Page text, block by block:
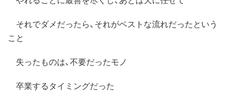
それでダメだったら、それがベストな流れだったという
こと
失ったものは、不要だったモノ
卒業するタイミングだった